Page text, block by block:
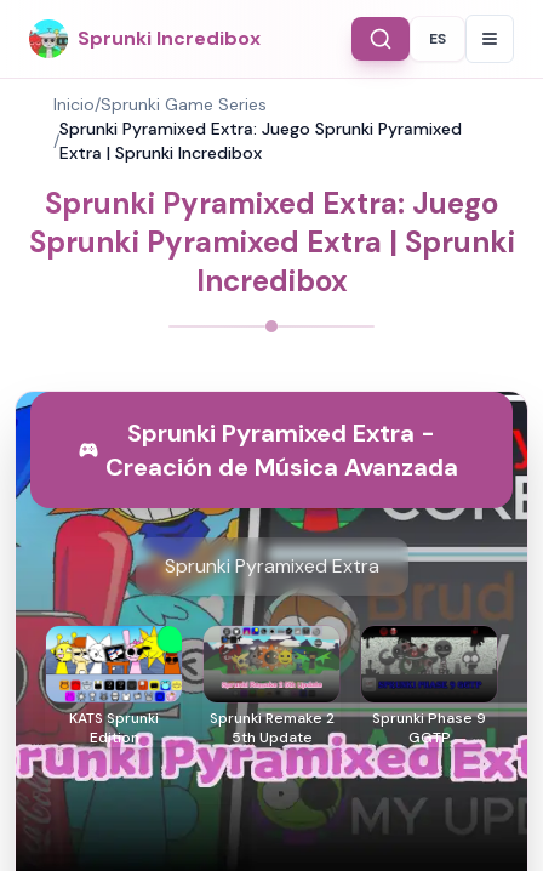
Sprunki Incredibox Select
ES
Inicio/Sprunki Game Series
/
Sprunki Pyramixed Extra: Juego Sprunki Pyramixed
Extra | Sprunki Incredibox
Sprunki Pyramixed Extra: Juego
Sprunki Pyramixed Extra | Sprunki
Incredibox
Sprunki Pyramixed Extra -
Creación de Música Avanzada
Sprunki Pyramixed Extra
KATS Sprunki
Edition
Sprunki Remake 2
5th Update
Sprunki Phase 9
GGTP